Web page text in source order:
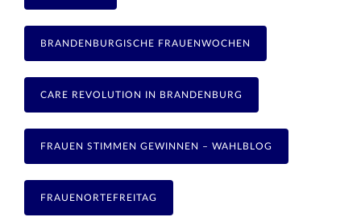
BRANDENBURGISCHE FRAUENWOCHEN
CARE REVOLUTION IN BRANDENBURG
FRAUEN STIMMEN GEWINNEN – WAHLBLOG
FRAUENORTEFREITAG